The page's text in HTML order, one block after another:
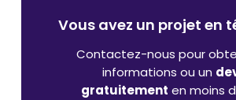
Vous avez un projet en
Contactez-nous pour
informations ou un
gratuitement en moins